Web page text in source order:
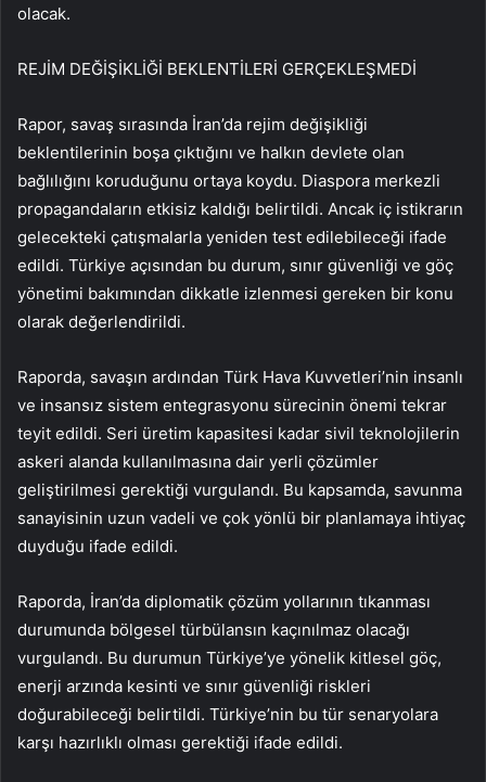
olacak.
REJİM DEĞİŞİKLİĞİ BEKLENTİLERİ GERÇEKLEŞMEDİ
Rapor, savaş sırasında İran’da rejim değişikliği
beklentilerinin boşa çıktığını ve halkın devlete olan
bağlılığını koruduğunu ortaya koydu. Diaspora merkezli
propagandaların etkisiz kaldığı belirtildi. Ancak iç istikrarın
gelecekteki çatışmalarla yeniden test edilebileceği ifade
edildi. Türkiye açısından bu durum, sınır güvenliği ve göç
yönetimi bakımından dikkatle izlenmesi gereken bir konu
olarak değerlendirildi.
Raporda, savaşın ardından Türk Hava Kuvvetleri’nin insanlı
ve insansız sistem entegrasyonu sürecinin önemi tekrar
teyit edildi. Seri üretim kapasitesi kadar sivil teknolojilerin
askeri alanda kullanılmasına dair yerli çözümler
geliştirilmesi gerektiği vurgulandı. Bu kapsamda, savunma
sanayisinin uzun vadeli ve çok yönlü bir planlamaya ihtiyaç
duyduğu ifade edildi.
Raporda, İran’da diplomatik çözüm yollarının tıkanması
durumunda bölgesel türbülansın kaçınılmaz olacağı
vurgulandı. Bu durumun Türkiye’ye yönelik kitlesel göç,
enerji arzında kesinti ve sınır güvenliği riskleri
doğurabileceği belirtildi. Türkiye’nin bu tür senaryolara
karşı hazırlıklı olması gerektiği ifade edildi.